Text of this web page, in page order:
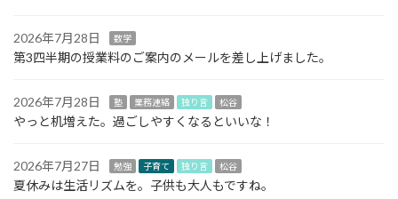
2026年7月28日 数学
第3四半期の授業料のご案内のメールを差し上げました。
2026年7月28日 塾 業務連絡 独り言 松谷
やっと机増えた。過ごしやすくなるといいな！
2026年7月27日 勉強 子育て 独り言 松谷
夏休みは生活リズムを。子供も大人もですね。